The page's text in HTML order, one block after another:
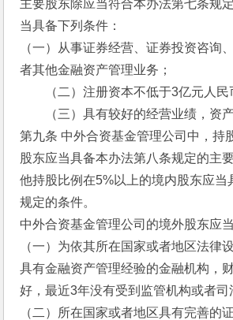
主要股东除应当符合本办法第七条规
当具备下列条件：
（一）从事证券经营、证券投资咨询
者其他金融资产管理业务；
（二）注册资本不低于3亿元人民
（三）具有较好的经营业绩，资产
第九条 中外合资基金管理公司中，持
股东应当具备本办法第八条规定的主
他持股比例在5%以上的境内股东应当
规定的条件。
中外合资基金管理公司的境外股东应
（一）为依其所在国家或者地区法律
具有金融资产管理经验的金融机构，
好，最近3年没有受到监管机构或者司
（二）所在国家或者地区具有完善的